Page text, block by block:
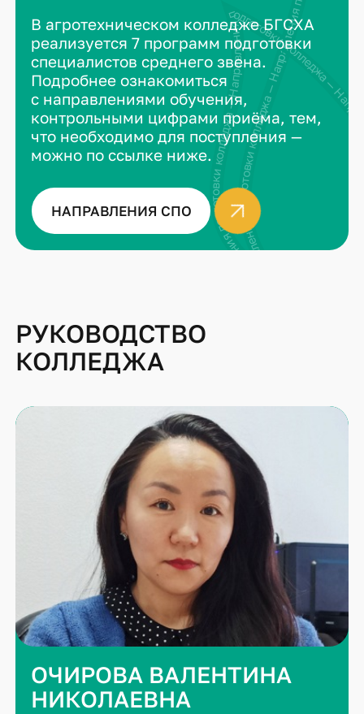
Направления подготовки колледжа — Направления подготовки колледжа — Направления подготовки колледжа —
Направления подготовки колледжа — Направления
В агротехническом колледже БГСХА
реализуется 7 программ подготовки
специалистов среднего звена.
Подробнее ознакомиться
с направлениями обучения,
контрольными цифрами приёма, тем,
что необходимо для поступления —
можно по ссылке ниже.
НАПРАВЛЕНИЯ СПО
РУКОВОДСТВО
КОЛЛЕДЖА
ОЧИРОВА ВАЛЕНТИНА
НИКОЛАЕВНА